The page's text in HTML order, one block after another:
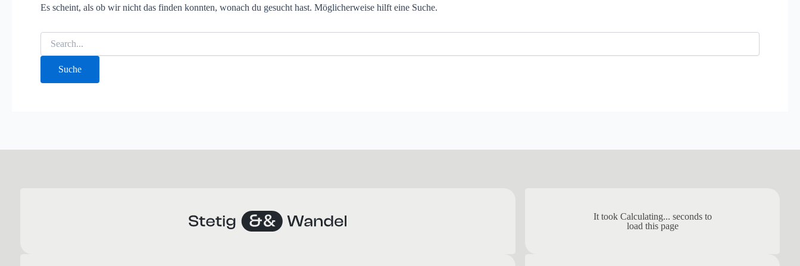
Es scheint, als ob wir nicht das finden konnten, wonach du gesucht hast. Möglicherweise hilft eine Suche.
It took Calculating... seconds to
load this page